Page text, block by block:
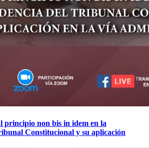
principio non bis in idem en la
Constitucional y su aplicación